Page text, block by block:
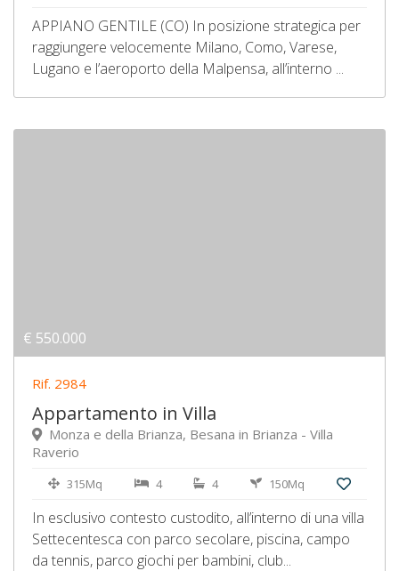
APPIANO GENTILE (CO) In posizione strategica per
raggiungere velocemente Milano, Como, Varese,
Lugano e l’aeroporto della Malpensa, all’interno ...
€ 550.000
Rif. 2984
Appartamento in Villa
Monza e della Brianza, Besana in Brianza - Villa
Raverio
315Mq 4 4 150Mq
In esclusivo contesto custodito, all’interno di una villa
Settecentesca con parco secolare, piscina, campo
da tennis, parco giochi per bambini, club...